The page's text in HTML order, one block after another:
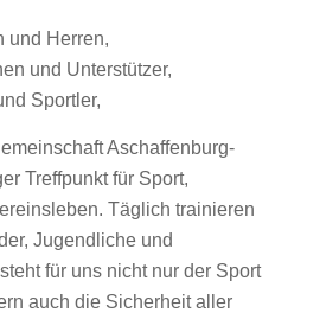
und Herren,
und Unterstützer,
Sportler,
Aschaffenburg-
Treffpunkt für Sport,
Täglich trainieren
Jugendliche und
für uns nicht nur der Sport
auch die Sicherheit aller